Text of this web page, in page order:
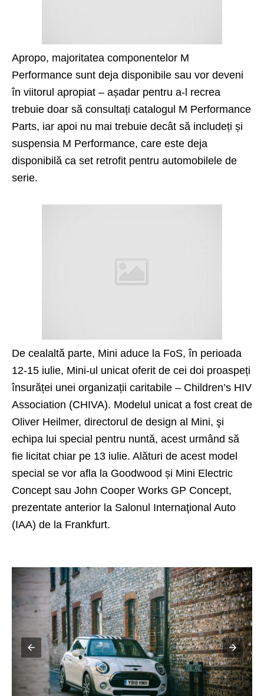
Apropo, majoritatea componentelor M
Performance sunt deja disponibile sau vor deveni
în viitorul apropiat – așadar pentru a-l recrea
trebuie doar să consultați catalogul M Performance
Parts, iar apoi nu mai trebuie decât să includeți și
suspensia M Performance, care este deja
disponibilă ca set retrofit pentru automobilele de
serie.
De cealaltă parte, Mini aduce la FoS, în perioada
12-15 iulie, Mini-ul unicat oferit de cei doi proaspeți
însurăței unei organizații caritabile – Children’s HIV
Association (CHIVA). Modelul unicat a fost creat de
Oliver Heilmer, directorul de design al Mini, şi
echipa lui special pentru nuntă, acest urmând să
fie licitat chiar pe 13 iulie. Alături de acest model
special se vor afla la Goodwood și Mini Electric
Concept sau John Cooper Works GP Concept,
prezentate anterior la Salonul Internaţional Auto
(IAA) de la Frankfurt.